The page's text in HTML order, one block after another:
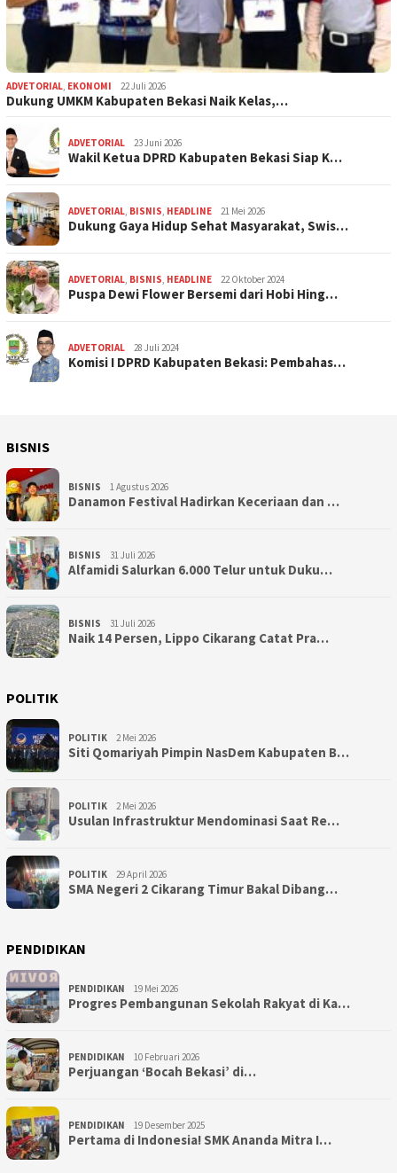
ADVETORIAL, EKONOMI 22 Juli 2026
Dukung UMKM Kabupaten Bekasi Naik Kelas,…
ADVETORIAL 23 Juni 2026
Wakil Ketua DPRD Kabupaten Bekasi Siap K…
ADVETORIAL, BISNIS, HEADLINE 21 Mei 2026
Dukung Gaya Hidup Sehat Masyarakat, Swis…
ADVETORIAL, BISNIS, HEADLINE 22 Oktober 2024
Puspa Dewi Flower Bersemi dari Hobi Hing…
ADVETORIAL 28 Juli 2024
Komisi I DPRD Kabupaten Bekasi: Pembahas…
BISNIS
BISNIS 1 Agustus 2026
Danamon Festival Hadirkan Keceriaan dan …
BISNIS 31 Juli 2026
Alfamidi Salurkan 6.000 Telur untuk Duku…
BISNIS 31 Juli 2026
Naik 14 Persen, Lippo Cikarang Catat Pra…
POLITIK
POLITIK 2 Mei 2026
Siti Qomariyah Pimpin NasDem Kabupaten B…
POLITIK 2 Mei 2026
Usulan Infrastruktur Mendominasi Saat Re…
POLITIK 29 April 2026
SMA Negeri 2 Cikarang Timur Bakal Dibang…
PENDIDIKAN
PENDIDIKAN 19 Mei 2026
Progres Pembangunan Sekolah Rakyat di Ka…
PENDIDIKAN 10 Februari 2026
Perjuangan ‘Bocah Bekasi’ di…
PENDIDIKAN 19 Desember 2025
Pertama di Indonesia! SMK Ananda Mitra I…